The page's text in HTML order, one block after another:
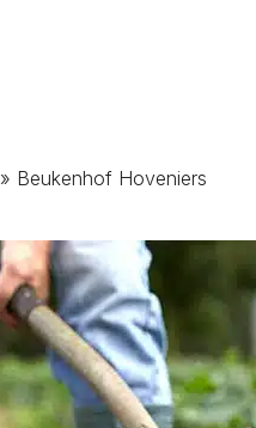
» Beukenhof Hoveniers